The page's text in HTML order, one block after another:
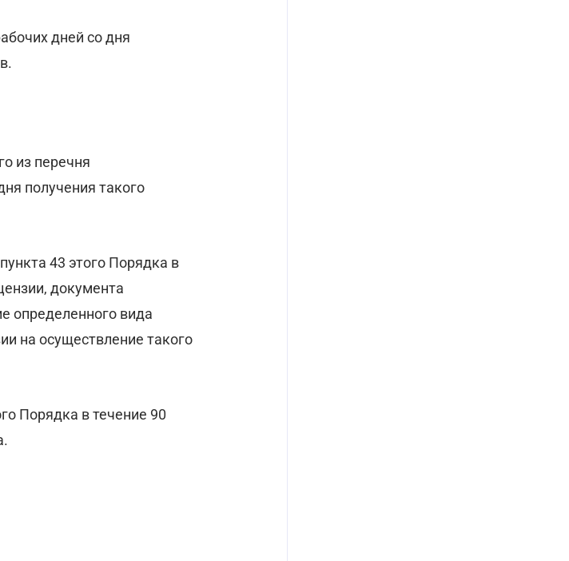
дней со дня
из перечня
получения такого
43 этого Порядка в
документа
определенного вида
на осуществление такого
Порядка в течение 90